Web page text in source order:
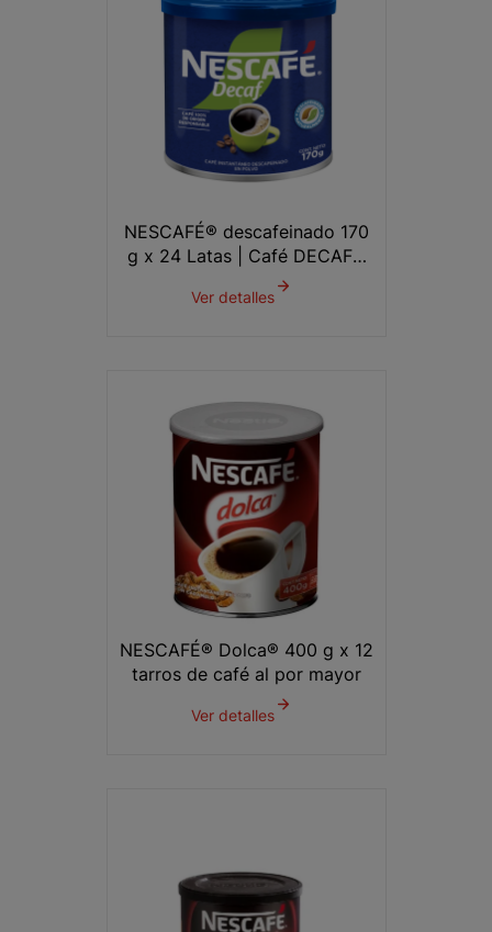
NESCAFÉ® descafeinado 170
g x 24 Latas | Café DECAF®
por mayor
Ver detalles
NESCAFÉ® Dolca® 400 g x 12
tarros de café al por mayor
Ver detalles